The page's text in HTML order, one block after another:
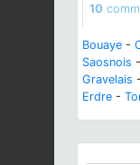
10
Bouaye -
Saosnois -
Gravelais -
Erdre -